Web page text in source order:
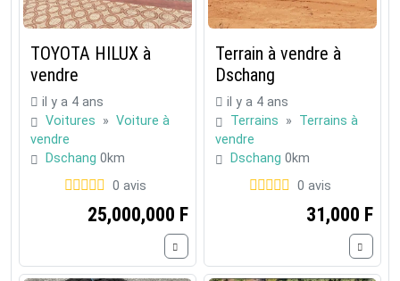
TOYOTA HILUX à
vendre
il y a 4 ans
Voitures » Voiture à
vendre
Dschang 0km
0 avis
25,000,000 F
Terrain à vendre à
Dschang
il y a 4 ans
Terrains » Terrains à
vendre
Dschang 0km
0 avis
31,000 F